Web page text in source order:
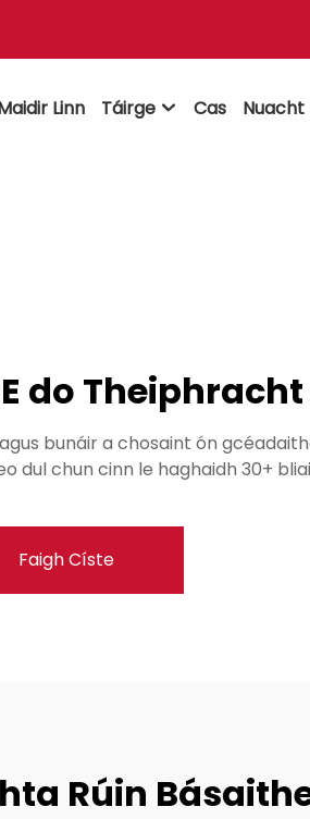
Linn Táirge  Cas Nuacht
do
bunáir a chosaint ón
dul chun cinn le haghaidh 30+
Faigh Císte
Rúin Básaithe